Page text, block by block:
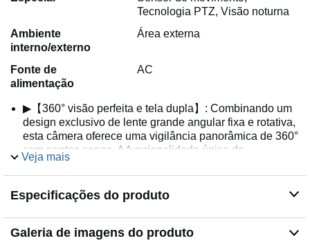
Tecnologia PTZ, Visão noturna
Ambiente
interno/externo
Área externa
Fonte de
alimentação
AC
▶【360° visão perfeita e tela dupla】: Combinando um
design exclusivo de lente grande angular fixa e rotativa,
esta câmera oferece uma vigilância panorâmica de 360°
sem pontos cegos. A funcionalidade única de
visualização em tela dividida significa que você pode
obter o dobro da visualização em um único dispositivo,
com uma câmera substituindo a necessidade de duas
câmeras tradicionais, proporcionando uma visão mais
ampla para revelar mais detalhes
▶【Detecção Humana e Notificação de Alarme】:
Veja mais
Especificações do produto
Galeria de imagens do produto